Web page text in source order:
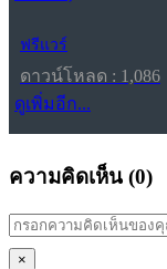
ฟรีแวร์
ดาวน์โหลด : 1,086
ดูเพิ่มอีก...
ความคิดเห็น (0)
×